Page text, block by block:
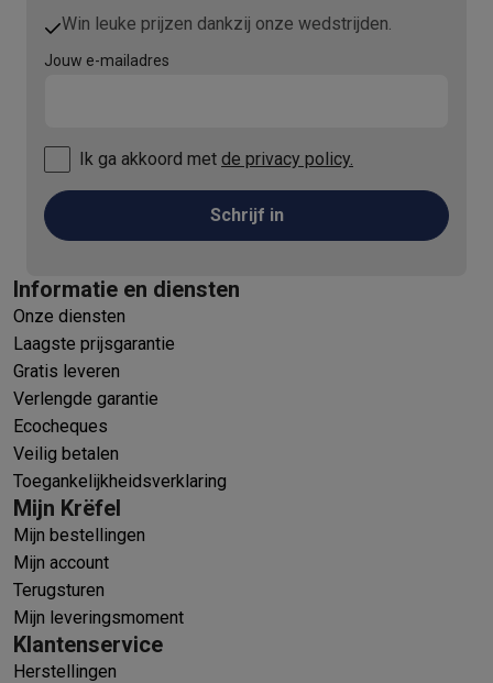
Win leuke prijzen dankzij onze wedstrijden.
Jouw e-mailadres
Ik ga akkoord met de privacy policy.
Schrijf in
Informatie en diensten
Onze diensten
Laagste prijsgarantie
Gratis leveren
Verlengde garantie
Ecocheques
Veilig betalen
Toegankelijkheidsverklaring
Mijn Krëfel
Mijn bestellingen
Mijn account
Terugsturen
Mijn leveringsmoment
Klantenservice
Herstellingen